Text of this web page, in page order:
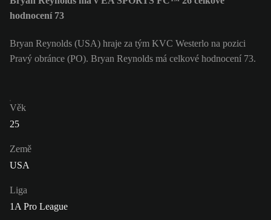
hodnocení 73
Bryan Reynolds (USA) hraje za tým KVC Westerlo na pozici
Pravý obránce (PO). Bryan Reynolds má celkové hodnocení 73.
Věk
25
Země
USA
Liga
1A Pro League